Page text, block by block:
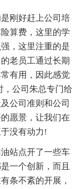
刚好赶上公司培
算费，这里的学
，这里注重的是
老员工通过长期
有用，因此感觉
，公司朱总专门给
公司准则和公司
愿景，让我们在
没有动力!
站点开了一些车
一个创新，而且
条不紊的开展，